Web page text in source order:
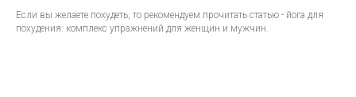
Если вы желаете похудеть, то рекомендуем прочитать статью - йога для
похудения: комплекс упражнений для женщин и мужчин.